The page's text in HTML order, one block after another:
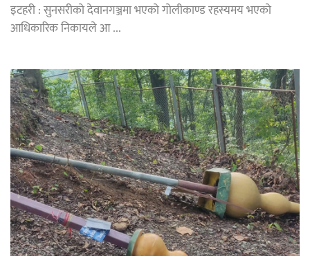
इटहरी : सुनसरीको देवानगञ्जमा भएको गोलीकाण्ड रहस्यमय भएको
आधिकारिक निकायले आ ...